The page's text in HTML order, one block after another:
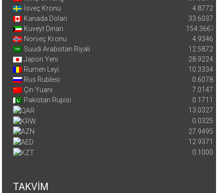
İsveç Kronu
4.8772
Kanada Doları
33.6037
Kuveyt Dinarı
154.3667
Norveç Kronu
4.9346
Suudi Arabistan Riyali
12.5872
Japon Yeni
28.9224
Rumen Leyi
10.3334
Rus Rublesi
0.6078
Çin Yuanı
7.0147
Pakistan Rupisi
0.1711
13.0327
0.0325
27.9495
12.9371
0.1000
TAKVİM